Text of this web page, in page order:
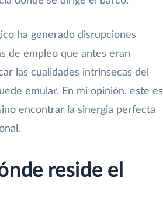
ha generado disrupciones
de empleo que antes eran
las cualidades intrínsecas del
emular. En mi opinión, este es
encontrar la sinergia perfecta
reside el